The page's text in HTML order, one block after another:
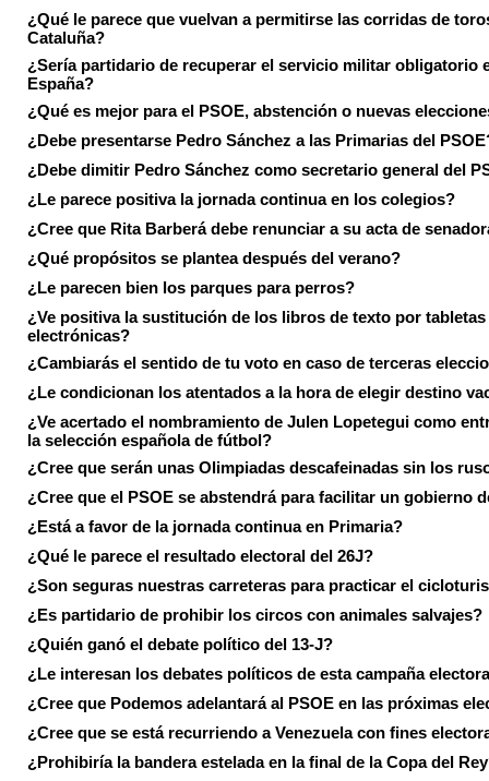
¿Qué le parece que vuelvan a permitirse las corridas de
Cataluña?
¿Sería partidario de recuperar el servicio militar obligatorio
España?
¿Qué es mejor para el PSOE, abstención o nuevas
¿Debe presentarse Pedro Sánchez a las Primarias del
¿Debe dimitir Pedro Sánchez como secretario general del
¿Le parece positiva la jornada continua en los colegios?
¿Cree que Rita Barberá debe renunciar a su acta de
¿Qué propósitos se plantea después del verano?
¿Le parecen bien los parques para perros?
¿Ve positiva la sustitución de los libros de texto por tabletas
electrónicas?
¿Cambiarás el sentido de tu voto en caso de terceras
¿Le condicionan los atentados a la hora de elegir destino
¿Ve acertado el nombramiento de Julen Lopetegui como
la selección española de fútbol?
¿Cree que serán unas Olimpiadas descafeinadas sin los
¿Cree que el PSOE se abstendrá para facilitar un gobierno
¿Está a favor de la jornada continua en Primaria?
¿Qué le parece el resultado electoral del 26J?
¿Son seguras nuestras carreteras para practicar el
¿Es partidario de prohibir los circos con animales salvajes?
¿Quién ganó el debate político del 13-J?
¿Le interesan los debates políticos de esta campaña
¿Cree que Podemos adelantará al PSOE en las próximas
¿Cree que se está recurriendo a Venezuela con fines
¿Prohibiría la bandera estelada en la final de la Copa del